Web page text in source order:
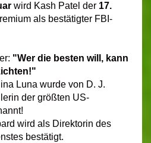
wird Kash Patel der 17.
als bestätigter FBI-
"Wer die besten will, kann
Luna wurde von D. J.
der größten US-
wird als Direktorin des
bestätigt.